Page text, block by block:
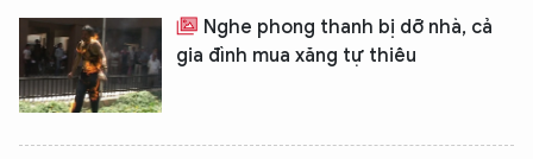
Nghe phong thanh bị dỡ nhà, cả
gia đình mua xăng tự thiêu